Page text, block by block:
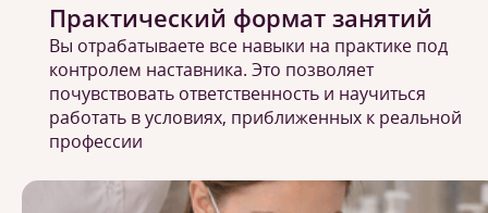
Практический формат занятий
Вы отрабатываете все навыки на практике под
контролем наставника. Это позволяет
почувствовать ответственность и научиться
работать в условиях, приближенных к реальной
профессии